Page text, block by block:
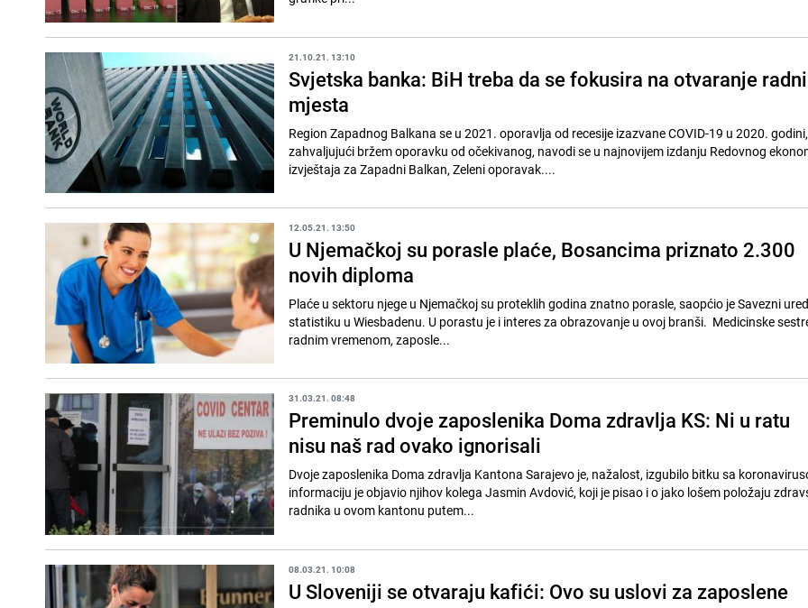
21.10.21. 13:10
Svjetska banka: BiH treba da se fokusira na otvaranje
mjesta
Region Zapadnog Balkana se u 2021. oporavlja od recesije izazvane COVID-19 u 2020. godini,
zahvaljujući bržem oporavku od očekivanog, navodi se u najnovijem izdanju Redovnog
izvještaja za Zapadni Balkan, Zeleni oporavak....
12.05.21. 13:50
U Njemačkoj su porasle plaće, Bosancima priznato 2.300
novih diploma
Plaće u sektoru njege u Njemačkoj su proteklih godina znatno porasle, saopćio je Savezni
statistiku u Wiesbadenu. U porastu je i interes za obrazovanje u ovoj branši. Medicinske
radnim vremenom, zaposle...
31.03.21. 08:48
Preminulo dvoje zaposlenika Doma zdravlja KS: Ni u ratu
nisu naš rad ovako ignorisali
Dvoje zaposlenika Doma zdravlja Kantona Sarajevo je, nažalost, izgubilo bitku sa
informaciju je objavio njihov kolega Jasmin Avdović, koji je pisao i o jako lošem položaju
radnika u ovom kantonu putem...
08.03.21. 10:08
U Sloveniji se otvaraju kafići: Ovo su uslovi za zaposlene